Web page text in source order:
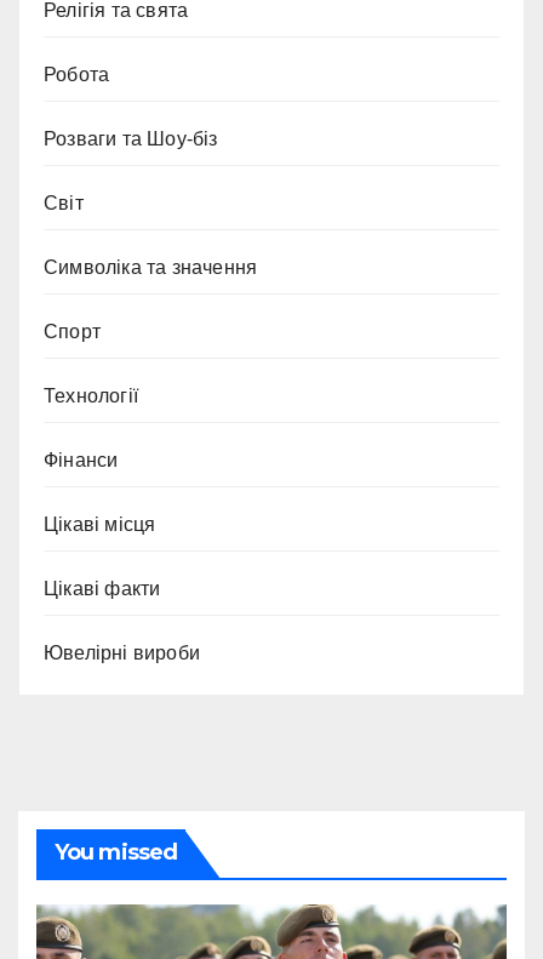
Релігія та свята
Робота
Розваги та Шоу-біз
Світ
Символіка та значення
Спорт
Технології
Фінанси
Цікаві місця
Цікаві факти
Ювелірні вироби
You missed